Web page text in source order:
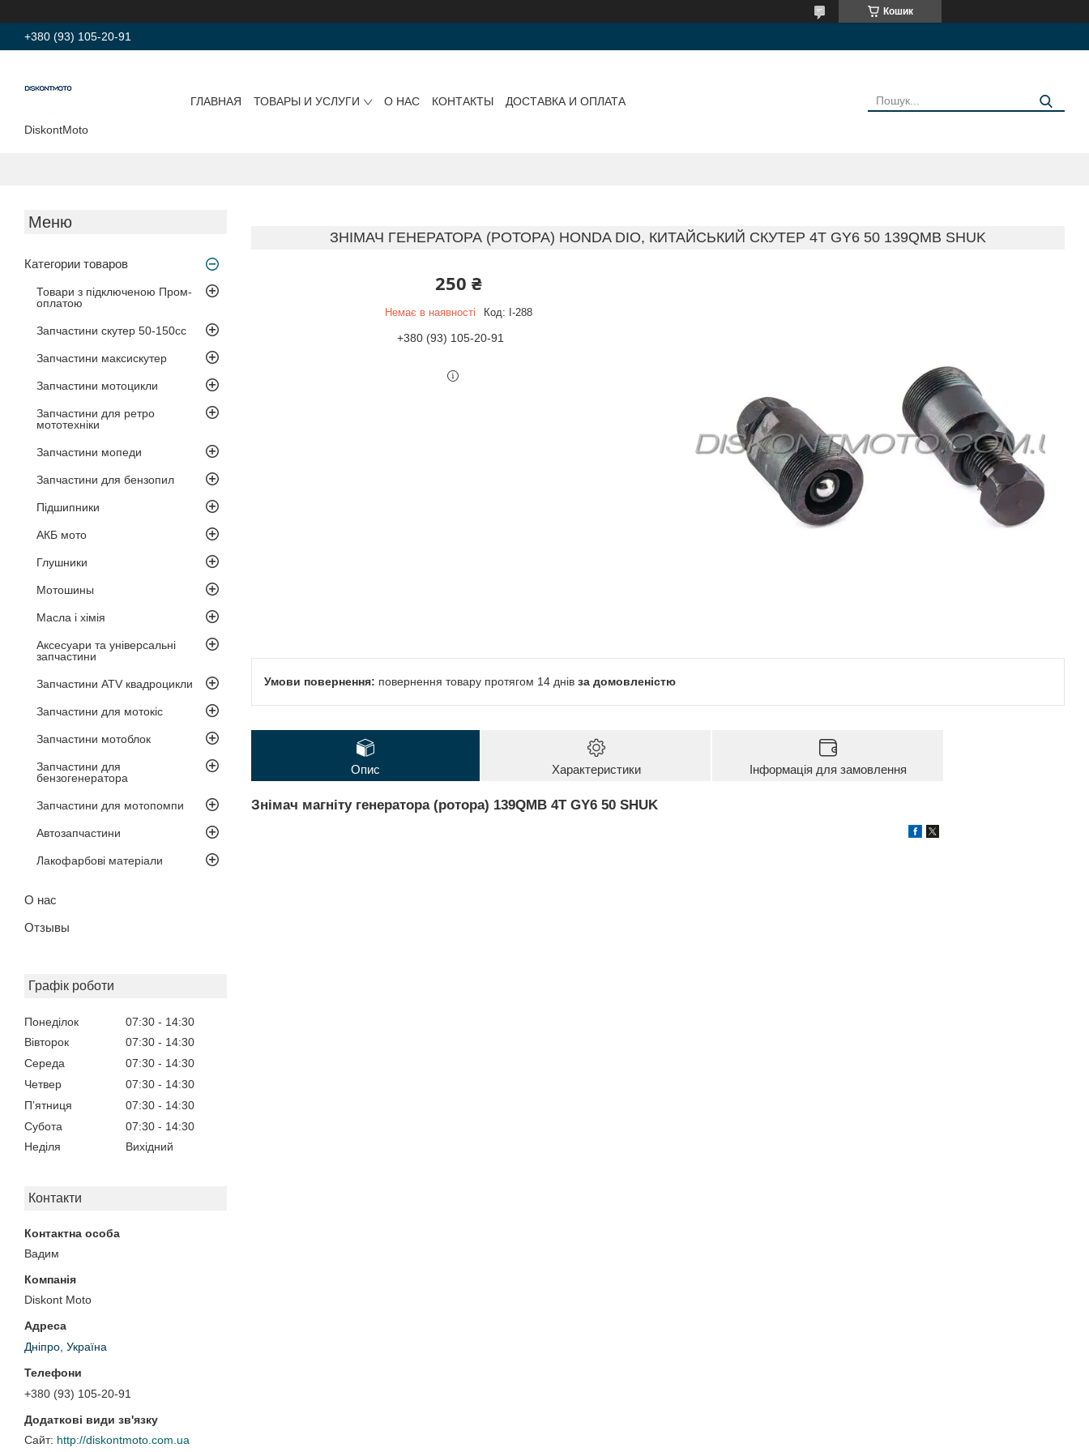
Кошик
+380 (93) 105-20-91
DiskontMoto
ГЛАВНАЯ ТОВАРЫ И УСЛУГИ О НАС КОНТАКТЫ ДОСТАВКА И ОПЛАТА
Категории товаров
Товари з підключеною Пром-
оплатою
Запчастини скутер 50-150cc
Запчастини максискутер
Запчастини мотоцикли
Запчастини для ретро
мототехніки
Запчастини мопеди
Запчастини для бензопил
Підшипники
АКБ мото
Глушники
Мотошины
Масла і хімія
Аксесуари та універсальні
запчастини
Запчастини ATV квадроцикли
Запчастини для мотокіс
Запчастини мотоблок
Запчастини для
бензогенератора
Запчастини для мотопомпи
Автозапчастини
Лакофарбові матеріали
О нас
Отзывы
Графік роботи
Понеділок 07:30
14:30
Вівторок
07:30
14:30
Середа
07:30
14:30
Четвер
07:30
14:30
Пʼятниця
07:30
14:30
Субота
07:30
14:30
Неділя
Вихідний
Контакти
Вадим
Diskont Moto
Дніпро, Україна
+380 (93) 105-20-91
http://diskontmoto.com.ua
ЗНІМАЧ ГЕНЕРАТОРА (РОТОРА) HONDA DIO, КИТАЙСЬКИЙ СКУТЕР 4T GY6 50 139QMB SHUK
250 ₴
Немає в наявності Код: I-288
+380 (93) 105-20-91
повернення товару протягом 14 днів за домовленістю
Опис Характеристики Інформація для замовлення
Знімач магніту генератора (ротора) 139QMB 4T GY6 50 SHUK